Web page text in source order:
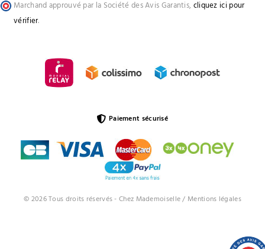
Marchand approuvé par la Société des Avis Garantis, cliquez ici pour
vérifier.
© 2026 Tous droits réservés - Chez Mademoiselle / Mentions légales
Paiement sécurisé